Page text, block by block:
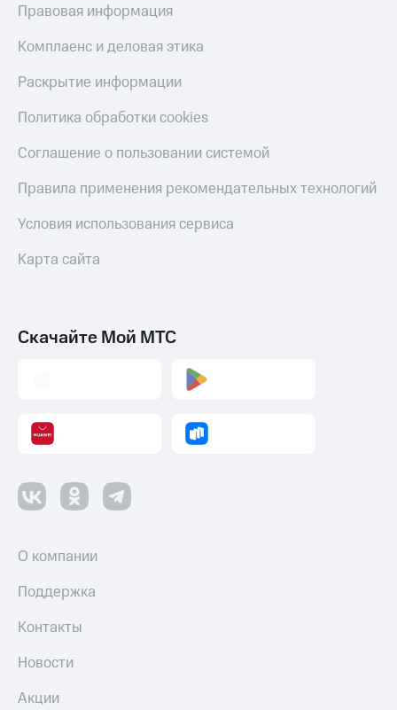
Правовая информация
Комплаенс и деловая этика
Раскрытие информации
Политика обработки cookies
Соглашение о пользовании системой
Правила применения рекомендательных технологий
Условия использования сервиса
Карта сайта
Скачайте Мой МТС
О компании
Поддержка
Контакты
Новости
Акции